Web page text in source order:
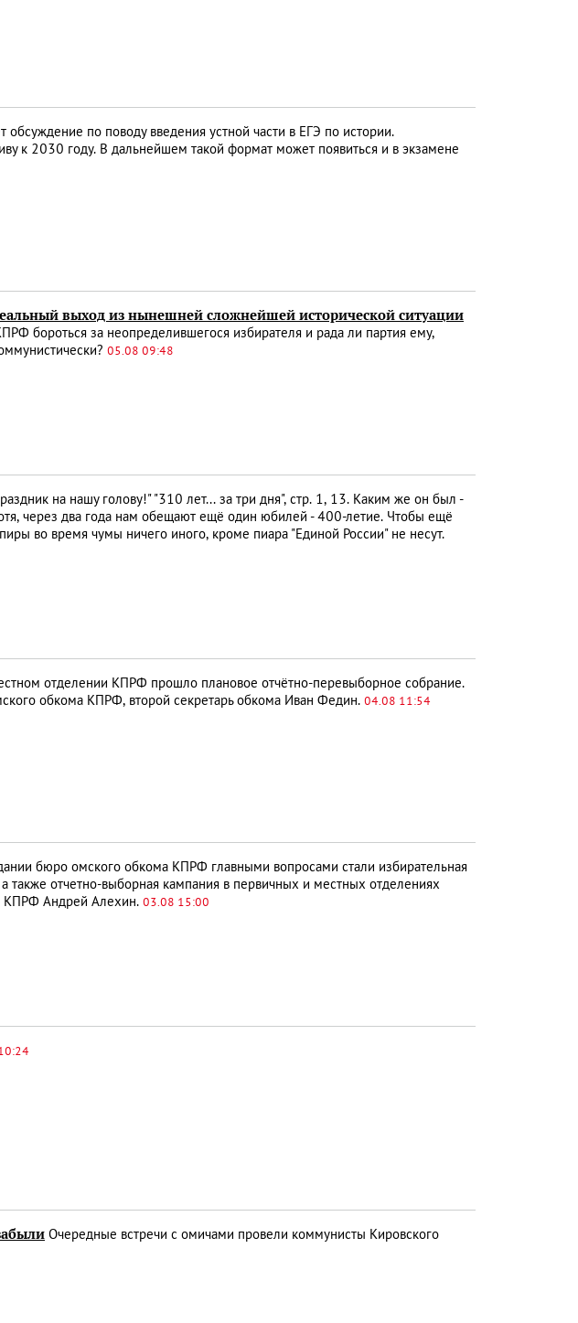
обсуждение по поводу введения устной части в ЕГЭ по истории.
к 2030 году. В дальнейшем такой формат может появиться и в экзамене
выход из нынешней сложнейшей исторической ситуации
бороться за неопределившегося избирателя и рада ли партия ему,
05.08 09:48
на нашу голову!" "310 лет... за три дня", стр. 1, 13. Каким же он был -
через два года нам обещают ещё один юбилей - 400-летие. Чтобы ещё
во время чумы ничего иного, кроме пиара "Единой России" не несут.
отделении КПРФ прошло плановое отчётно-перевыборное собрание.
обкома КПРФ, второй секретарь обкома Иван Федин. 04.08 11:54
бюро омского обкома КПРФ главными вопросами стали избирательная
также отчетно-выборная кампания в первичных и местных отделениях
КПРФ Андрей Алехин. 03.08 15:00
Очередные встречи с омичами провели коммунисты Кировского